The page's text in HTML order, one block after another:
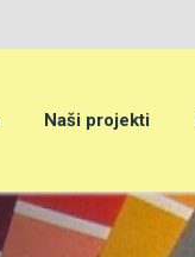
Naši projekti